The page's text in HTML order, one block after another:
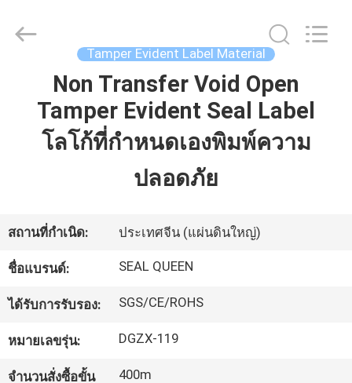
สินค้า
กับ
เรา
ทัวร์
โรงงาน
Packing
Material
Tamper Evident Label Material
Non Transfer Void Open
Tamper Evident Seal Label
โลโก้ที่กำหนดเองพิมพ์ความ
ปลอดภัย
สถานที่กำเนิด: ประเทศจีน (แผ่นดินใหญ่)
ชื่อแบรนด์: SEAL QUEEN
ได้รับการรับรอง: SGS/CE/ROHS
หมายเลขรุ่น: DGZX-119
จำนวนสั่งซื้อขั้น
400m